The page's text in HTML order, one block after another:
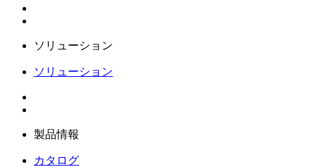
ソリューション
ソリューション
製品情報
カタログ